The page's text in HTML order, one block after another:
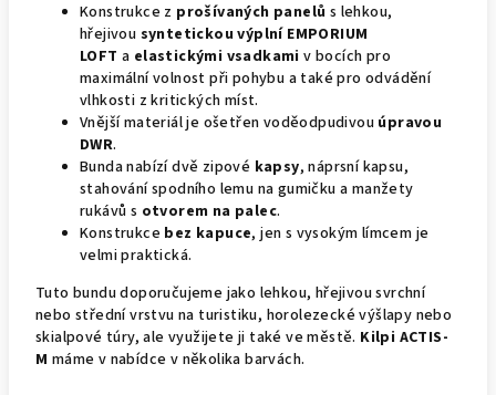
Konstrukce z prošívaných panelů s lehkou,
hřejivou syntetickou výplní EMPORIUM
LOFT a elastickými vsadkami v bocích pro
maximální volnost při pohybu a také pro odvádění
vlhkosti z kritických míst.
Vnější materiál je ošetřen voděodpudivou úpravou
DWR.
Bunda nabízí dvě zipové kapsy, náprsní kapsu,
stahování spodního lemu na gumičku a manžety
rukávů s otvorem na palec.
Konstrukce bez kapuce, jen s vysokým límcem je
velmi praktická.
Tuto bundu doporučujeme jako lehkou, hřejivou svrchní
nebo střední vrstvu na turistiku, horolezecké výšlapy nebo
skialpové túry, ale využijete ji také ve městě. Kilpi ACTIS-
M máme v nabídce v několika barvách.